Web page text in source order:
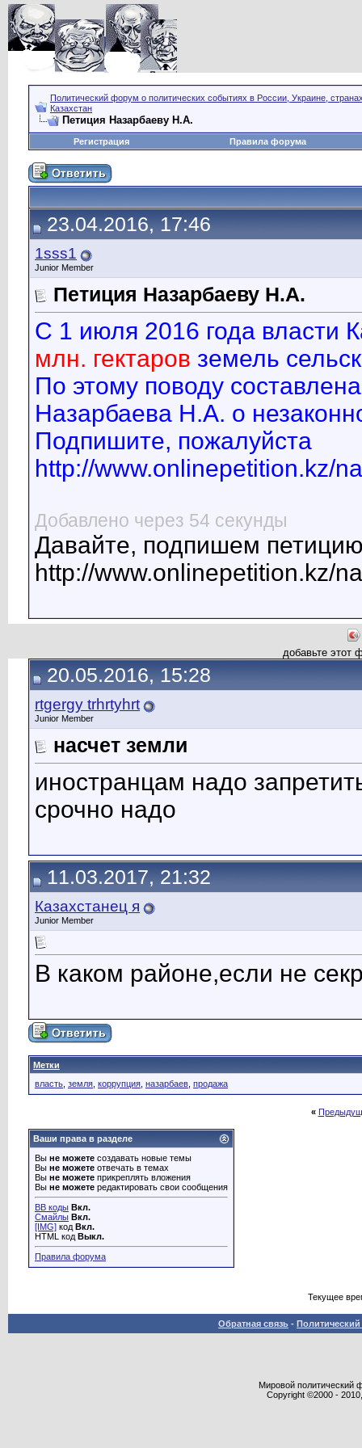
Политический форум о политических событиях в России, Украине,
Казахстан
Петиция Назарбаеву Н.А.
Регистрация Правила форума
23.04.2016, 17:46
1sss1
Junior Member
Петиция Назарбаеву Н.А.
С 1 июля 2016 года власти
млн. гектаров земель
По этому поводу
Назарбаева Н.А. о
Подпишите, пожалуйста
http://www.onlinepetition.kz/
Добавлено через 54 секунды
Давайте, подпишем
http://www.onlinepetition.kz/
добавьте этот
20.05.2016, 15:28
rtgergy trhrtyhrt
Junior Member
насчет земли
иностранцам надо
срочно надо
11.03.2017, 21:32
Казахстанец я
Junior Member
В каком районе,если не
Метки
власть земля коррупция назарбаев продажа
«
Ваши права в разделе
Вы не можете создавать новые темы
Вы не можете отвечать в темах
Вы не можете прикреплять вложения
Вы не можете редактировать свои сообщения
BB коды Вкл.
Смайлы Вкл.
[IMG] код Вкл.
HTML код Выкл.
Правила форума
Текущее
Обратная связь -
Мировой политический
Copyright ©2000 -